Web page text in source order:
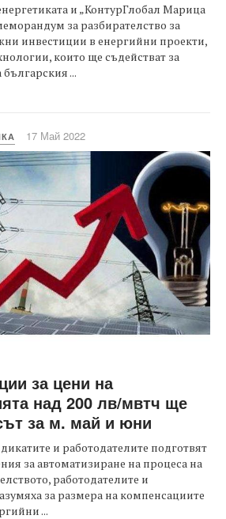
и „КонтурГлобал Марица
за разбирателство за
инвестиции в енергийни проекти,
които ще съдействат за
...
17 Май 2022
за цени на
над 200 лв/мвтч ще
за м. май и юни
и работодателите подготвят
за автоматизиране на процеса на
работодателите и
за размера на компенсациите
...